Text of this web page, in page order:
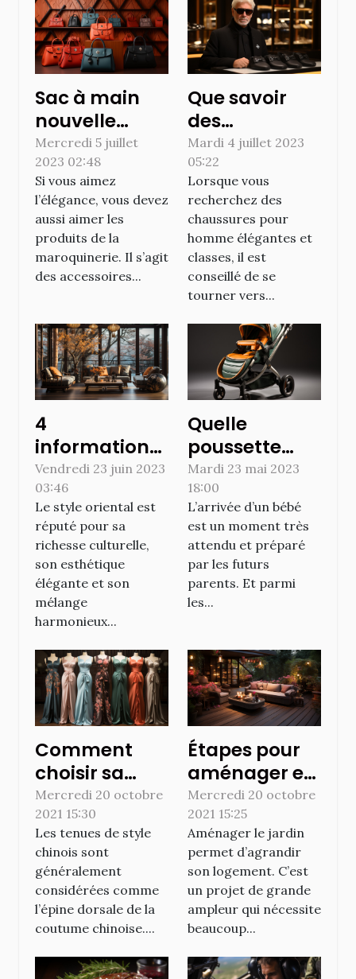
Sac à main
nouvelle
collection :
Comment
trouver vos
accessoires
avec la
maroquinerie
en ligne ?
Mercredi 5 juillet
2023 02:48
Si vous aimez
l’élégance, vous devez
aussi aimer les
produits de la
maroquinerie. Il s’agit
des accessoires...
Que savoir
des
chaussures
pour homme
proposées
par Karl
Lagerfeld ?
Mardi 4 juillet 2023
05:22
Lorsque vous
recherchez des
chaussures pour
homme élégantes et
classes, il est
conseillé de se
tourner vers...
4
informations
à savoir sur le
style oriental
Vendredi 23 juin 2023
03:46
Le style oriental est
réputé pour sa
richesse culturelle,
son esthétique
élégante et son
mélange
harmonieux...
Quelle
poussette
acheter à la
naissance ?
Mardi 23 mai 2023
18:00
L’arrivée d’un bébé
est un moment très
attendu et préparé
par les futurs
parents. Et parmi
les...
Comment
choisir sa
robe
chinoise ?
Mercredi 20 octobre
2021 15:30
Les tenues de style
chinois sont
généralement
considérées comme
l’épine dorsale de la
coutume chinoise....
Étapes pour
aménager et
décorer son
jardin avec
une terrasse
Mercredi 20 octobre
2021 15:25
Aménager le jardin
permet d’agrandir
son logement. C’est
un projet de grande
ampleur qui nécessite
beaucoup...